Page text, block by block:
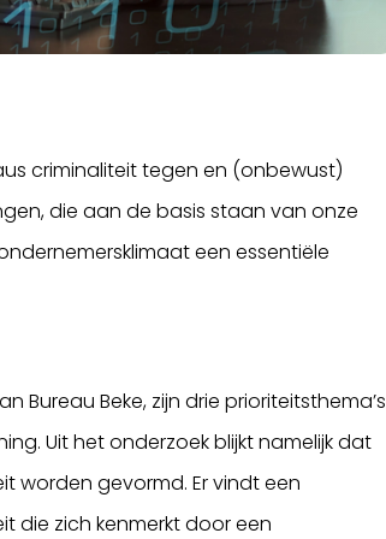
criminaliteit tegen en (onbewust)
die aan de basis staan van onze
een essentiële
Bureau Beke, zijn drie prioriteitsthema’s
Uit het onderzoek blijkt namelijk dat
worden gevormd. Er vindt een
die zich kenmerkt door een